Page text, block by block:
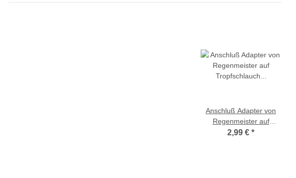
Anschluß Adapter von
Regenmeister auf
Tropfschlauch Premium
2,99 € *